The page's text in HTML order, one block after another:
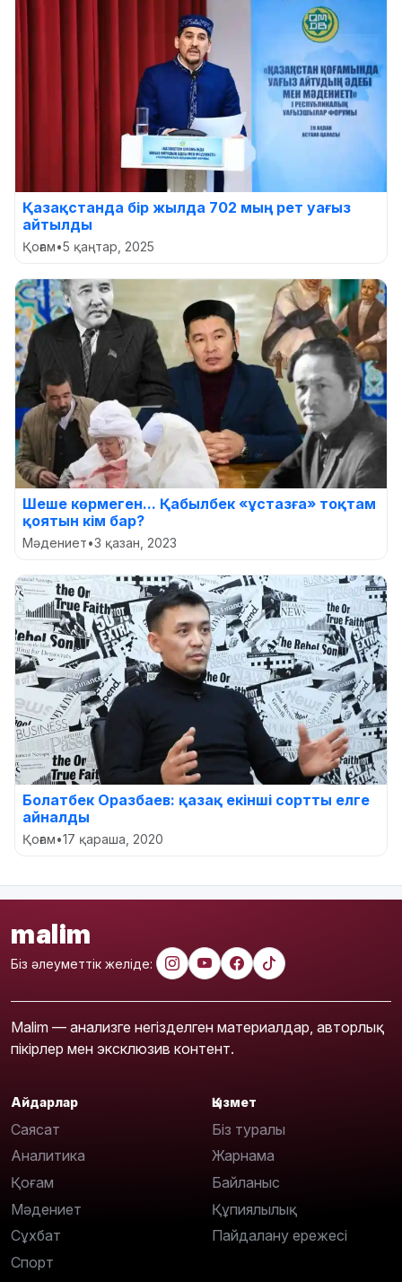
Қазақстанда бір жылда 702 мың рет уағыз
айтылды
Қоғам•5 қаңтар, 2025
Шеше көрмеген... Қабылбек «ұстазға» тоқтам
қоятын кім бар?
Мәдениет•3 қазан, 2023
Болатбек Оразбаев: қазақ екінші сортты елге
айналды
Қоғам•17 қараша, 2020
malim
Біз әлеуметтік желіде:
Malim — анализге негізделген материалдар, авторлық
пікірлер мен эксклюзив контент.
Айдарлар
Саясат
Аналитика
Қоғам
Мәдениет
Сұхбат
Спорт
Қызмет
Біз туралы
Жарнама
Байланыс
Құпиялылық
Пайдалану ережесі